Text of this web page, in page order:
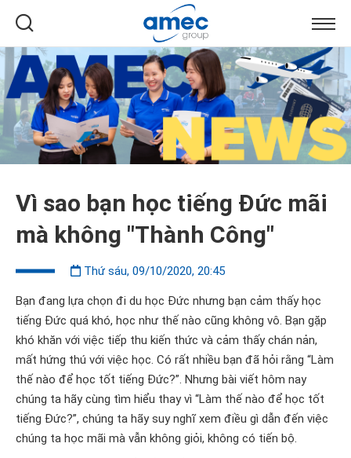
Vì sao bạn học tiếng Đức mãi
mà không "Thành Công"
Thứ sáu, 09/10/2020, 20:45
Bạn đang lựa chọn đi du học Đức nhưng bạn cảm thấy học
tiếng Đức quá khó, học như thế nào cũng không vô. Bạn gặp
khó khăn với việc tiếp thu kiến thức và cảm thấy chán nản,
mất hứng thú với việc học. Có rất nhiều bạn đã hỏi rằng “Làm
thế nào để học tốt tiếng Đức?”. Nhưng bài viết hôm nay
chúng ta hãy cùng tìm hiểu thay vì “Làm thế nào để học tốt
tiếng Đức?”, chúng ta hãy suy nghĩ xem điều gì dẫn đến việc
chúng ta học mãi mà vẫn không giỏi, không có tiến bộ.